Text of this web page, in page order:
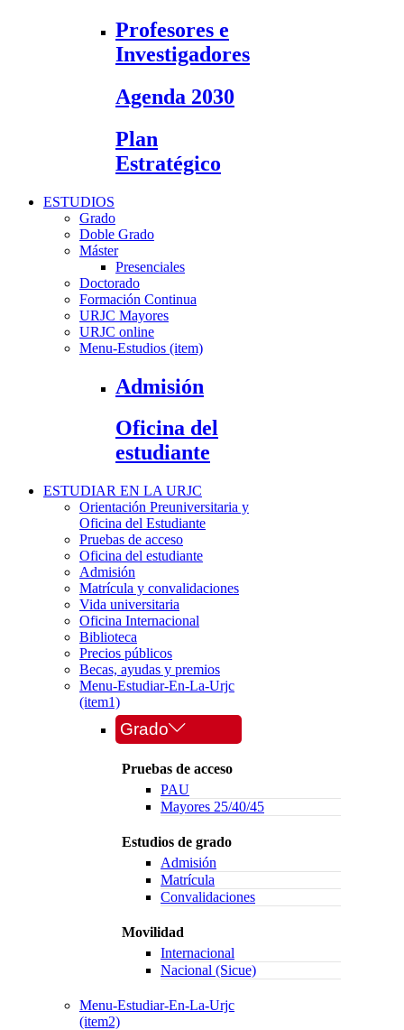
Profesores e
Investigadores
Agenda 2030
Plan
Estratégico
ESTUDIOS
Grado
Doble Grado
Máster
Presenciales
Doctorado
Formación Continua
URJC Mayores
URJC online
Menu-Estudios (item)
Admisión
Oficina del
estudiante
ESTUDIAR EN LA URJC
Orientación Preuniversitaria y
Oficina del Estudiante
Pruebas de acceso
Oficina del estudiante
Admisión
Matrícula y convalidaciones
Vida universitaria
Oficina Internacional
Biblioteca
Precios públicos
Becas, ayudas y premios
Menu-Estudiar-En-La-Urjc
(item1)
Grado
Pruebas de acceso
PAU
Mayores 25/40/45
Estudios de grado
Admisión
Matrícula
Convalidaciones
Movilidad
Internacional
Nacional (Sicue)
Menu-Estudiar-En-La-Urjc
(item2)